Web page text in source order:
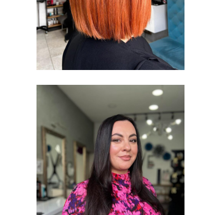
BOJENJE KOSE
I ŠIŠANJE
BOJENJE KOSE I
ŠIŠANJE